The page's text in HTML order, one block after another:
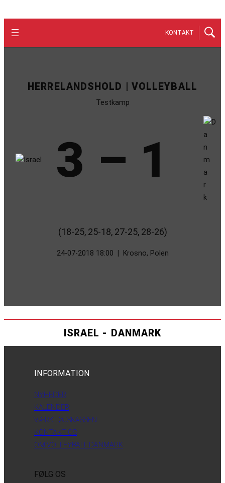
KONTAKT
HERRELANDSHOLD | VOLLEYBALL
Testkamp
3 – 1
(18-25, 25-18, 27-25, 28-26)
24-07-2018 18:00 Krosno, Polen
ISRAEL - DANMARK
INFORMATION
NYHEDER
KALENDER
VÆRKTØJSKASSEN
KONTAKT OS
OM VOLLEYBALL DANMARK
FØLG OS